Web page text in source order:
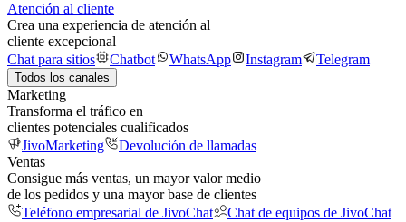
Atención al cliente
Crea una experiencia de atención al
cliente excepcional
Chat para sitios
Chatbot WhatsApp Instagram Telegram
Todos los canales
Marketing
Transforma el tráfico en
clientes potenciales cualificados
JivoMarketing
Devolución de llamadas
Ventas
Consigue más ventas, un mayor valor medio
de los pedidos y una mayor base de clientes
Teléfono empresarial de JivoChat
Chat de equipos de JivoChat